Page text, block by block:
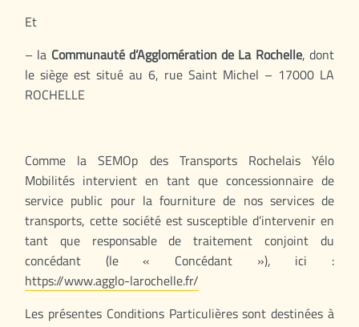
Et
– la Communauté d’Agglomération de La Rochelle, dont
le siège est situé au 6, rue Saint Michel – 17000 LA
ROCHELLE
Comme la SEMOp des Transports Rochelais Yélo
Mobilités intervient en tant que concessionnaire de
service public pour la fourniture de nos services de
transports, cette société est susceptible d’intervenir en
tant que responsable de traitement conjoint du
concédant (le « Concédant »), ici :
https://www.agglo-larochelle.fr/
Les présentes Conditions Particulières sont destinées à